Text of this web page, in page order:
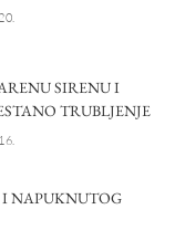
SIRENU I
TRUBLJENJE
NAPUKNUTOG